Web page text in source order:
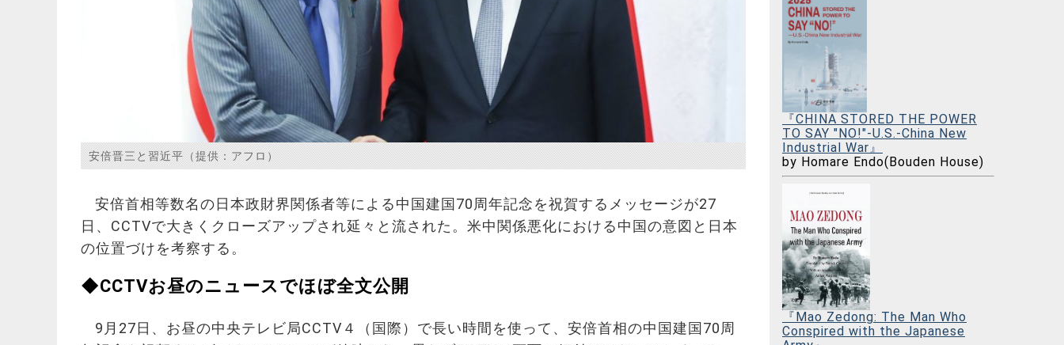
安倍晋三と習近平（提供：アフロ）
安倍首相等数名の日本政財界関係者等による中国建国70周年記念を祝賀するメッセージが27
日、CCTVで大きくクローズアップされ延々と流された。米中関係悪化における中国の意図と日本
の位置づけを考察する。
◆CCTVお昼のニュースでほぼ全文公開
9月27日、お昼の中央テレビ局CCTV４（国際）で長い時間を使って、安倍首相の中国建国70周
『CHINA STORED THE POWER
TO SAY "NO!"-U.S.-China New
Industrial War』
by Homare Endo(Bouden House)
『Mao Zedong: The Man Who
Conspired with the Japanese